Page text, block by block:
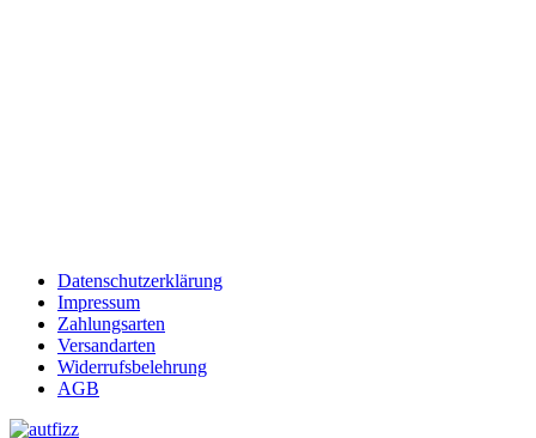
Datenschutzerklärung
Impressum
Zahlungsarten
Versandarten
Widerrufsbelehrung
AGB